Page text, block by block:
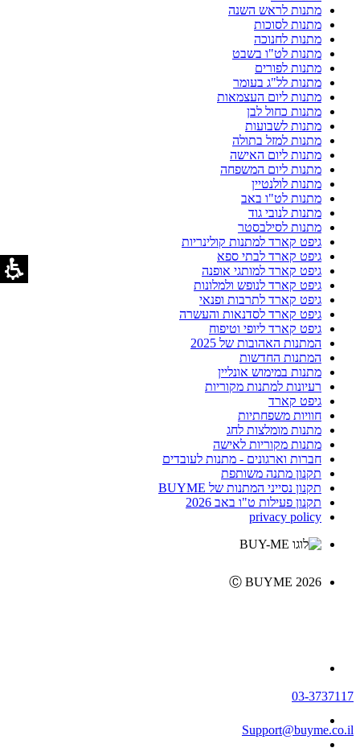
מתנות לראש השנה
מתנות לסוכות
מתנות לחנוכה
מתנות לט"ו בשבט
מתנות לפורים
מתנות לל"ג בעומר
מתנות ליום העצמאות
מתנות כחול לבן
מתנות לשבועות
מתנות למזל בתולה
מתנות ליום האישה
מתנות ליום המשפחה
מתנות לולנטיין
מתנות לט"ו באב
מתנות לנובי גוד
מתנות לסילבסטר
גיפט קארד למתנות קולינריות
גיפט קארד לבתי ספא
גיפט קארד למותגי אופנה
גיפט קארד לנופש ולמלונות
גיפט קארד לתרבות ופנאי
גיפט קארד לסדנאות והעשרה
גיפט קארד ליופי וטיפוח
המתנות האהובות של 2025
המתנות החדשות
מתנות במימוש אונליין
רעיונות למתנות מקוריות
גיפט קארד
חוויות משפחתיות
מתנות מומלצות לחג
מתנות מקוריות לאישה
חברות וארגונים - מתנות לעובדים
תקנון מתנה משותפת
תקנון נסייני המתנות של BUYME
תקנון פעילות ט"ו באב 2026
privacy policy
Ⓒ BUYME 2026
03-3737117
Support@buyme.co.il